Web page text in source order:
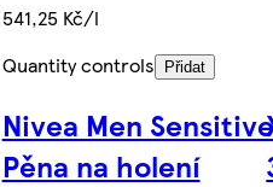
541,25 Kč/l
Quantity controls
Přidat
Nivea Men Sensitive
Pěna na holení